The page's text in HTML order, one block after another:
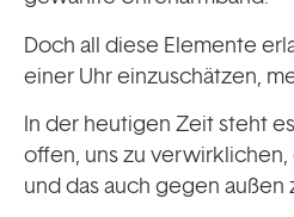
Doch all diese Elemente
einer Uhr einzuschätzen,
In der heutigen Zeit steht
offen, uns zu verwirklichen,
und das auch gegen außen